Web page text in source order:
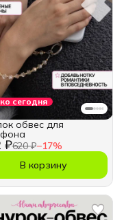
сегодня
₽620 ₽−17%
обвес для
В корзину